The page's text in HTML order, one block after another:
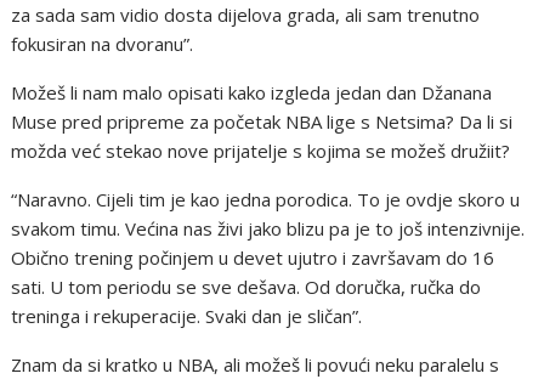
za sada sam vidio dosta dijelova grada, ali sam trenutno
fokusiran na dvoranu”.
Možeš li nam malo opisati kako izgleda jedan dan Džanana
Muse pred pripreme za početak NBA lige s Netsima? Da li si
možda već stekao nove prijatelje s kojima se možeš družiit?
“Naravno. Cijeli tim je kao jedna porodica. To je ovdje skoro u
svakom timu. Većina nas živi jako blizu pa je to još intenzivnije.
Obično trening počinjem u devet ujutro i završavam do 16
sati. U tom periodu se sve dešava. Od doručka, ručka do
treninga i rekuperacije. Svaki dan je sličan”.
Znam da si kratko u NBA, ali možeš li povući neku paralelu s